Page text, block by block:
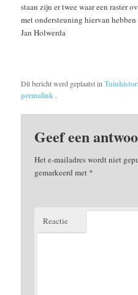
staan zijn er twee waar een raster
met ondersteuning hiervan hebben
Jan Holwerda
Dit bericht werd geplaatst in
permalink .
Geef een
Het e-mailadres wordt niet
gemarkeerd met *
Reactie